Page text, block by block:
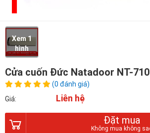
Xem 1
hình
Cửa cuốn Đức Natadoor NT-710
(0 đánh giá)
Giá:
Liên hệ
Đặt mua